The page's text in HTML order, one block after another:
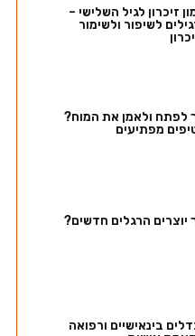
זיכרון לגיל השלישי –
לשיפור ולשימור
לפתח ולאמן את המוח?
יוצרים הרגלים חדשים?
בינאישיים ורפואה